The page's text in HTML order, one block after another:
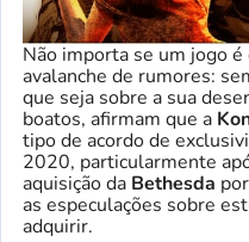
Não importa se um jogo
avalanche de rumores:
que seja sobre a sua
boatos, afirmam que a
tipo de acordo de
2020, particularmente
aquisição da Bethesda
as especulações sobre
adquirir.